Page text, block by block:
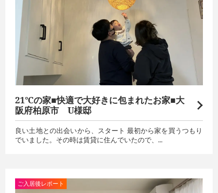
21℃の家■快適で大好きに包まれたお家■大
阪府柏原市 U様邸
良い土地との出会いから、スタート 最初から家を買うつもり
でいました。その時は賃貸に住んでいたので、...
ご入居後レポート